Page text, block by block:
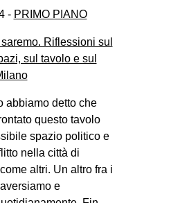
- PRIMO PIANO
abbiamo detto che
questo tavolo
spazio politico e
nella città di
altri. Un altro fra i
e